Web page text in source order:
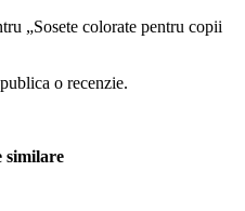
„Sosete colorate pentru copii
o recenzie.
similare